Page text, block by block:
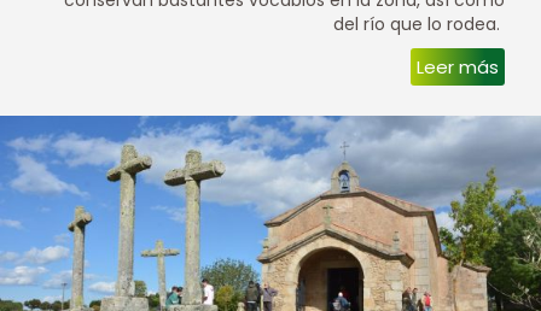
del río que lo rodea.
Leer más